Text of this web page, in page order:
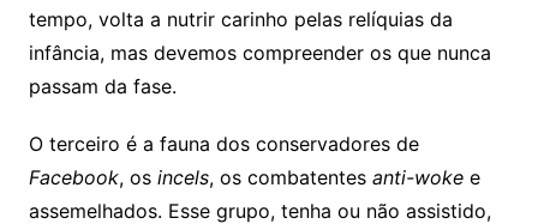
tempo, volta a nutrir carinho pelas relíquias da
infância, mas devemos compreender os que nunca
passam da fase.
O terceiro é a fauna dos conservadores de
Facebook, os incels, os combatentes anti-wokee
assemelhados. Esse grupo, tenha ou não assistido,